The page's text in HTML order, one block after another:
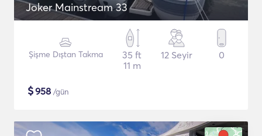
Joker Mainstream 33
Şişme Dıştan Takma
35 ft
11 m
12 Seyir 0
$958 /gün